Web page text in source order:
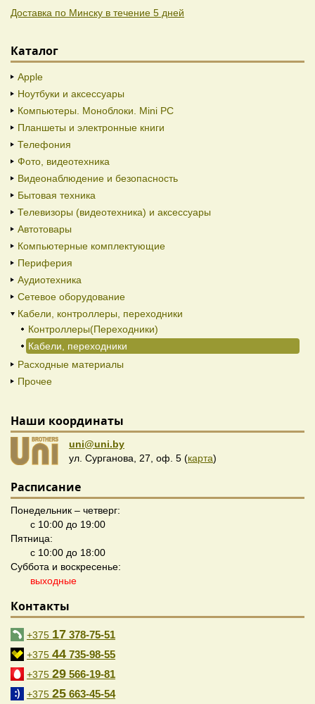
Доставка по Минску в течение 5 дней
Каталог
Apple
Ноутбуки и аксессуары
Компьютеры. Моноблоки. Mini PC
Планшеты и электронные книги
Телефония
Фото, видеотехника
Видеонаблюдение и безопасность
Бытовая техника
Телевизоры (видеотехника) и аксессуары
Автотовары
Компьютерные комплектующие
Периферия
Аудиотехника
Сетевое оборудование
Кабели, контроллеры, переходники
Контроллеры(Переходники)
Кабели, переходники
Расходные материалы
Прочее
Наши координаты
uni@uni.by
ул. Сурганова, 27, оф. 5 (карта)
Расписание
Понедельник – четверг:
с 10:00 до 19:00
Пятница:
с 10:00 до 18:00
Суббота и воскресенье:
выходные
Контакты
+375 17 378-75-51
+375 44 735-98-55
+375 29 566-19-81
+375 25 663-45-54